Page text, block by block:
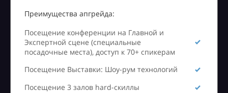
Преимущества апгрейда:
Посещение конференции на Главной и
Экспертной сцене (специальные
посадочные места), доступ к 70+ спикерам
Посещение Выставки: Шоу-рум технологий
Посещение 3 залов hard-скиллы